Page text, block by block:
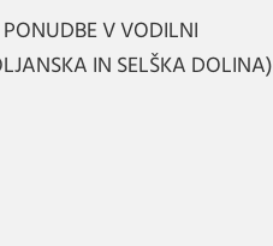
V VODILNI
IN SELŠKA DOLINA)